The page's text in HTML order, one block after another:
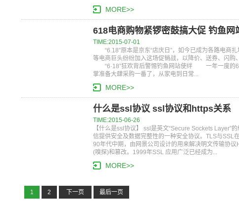
MORE>>
618电商购物紧锣密鼓搞大促 钓鱼网
TIME:2015-07-01
“6.18”原本是京东“店庆日”，如今已成为各路电商
等电商巨头纷纷加入这场促销战，以降价、送券、闪购
“6·18”狂欢背后警惕钓鱼网站使绊 一年一度的
掌准备大肆采购一番了，从家电到日常...
MORE>>
什么是ssl协议 ssl协议和https关系
TIME:2015-06-26
【什么是ssl协议】 ssl是英文“Secure Sockets Layer”
信提供安全及数据完整性的一种安全协议。TLS与SSL
90年代中期，由网景公司设计的用来解决明文传输协
(嗅探)和篡改。1999年SSL 应用广泛已经成为...
MORE>>
1 2 下一页 最后一页